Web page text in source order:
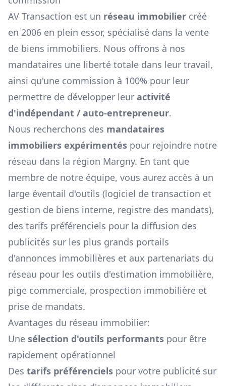
AV Transaction est un réseau immobilier créé
en 2006 en plein essor, spécialisé dans la vente
de biens immobiliers. Nous offrons à nos
mandataires une liberté totale dans leur travail,
ainsi qu'une commission à 100% pour leur
permettre de développer leur activité
d'indépendant / auto-entrepreneur.
Nous recherchons des mandataires
immobiliers expérimentés pour rejoindre notre
réseau dans la région Margny. En tant que
membre de notre équipe, vous aurez accès à un
large éventail d'outils (logiciel de transaction et
gestion de biens interne, registre des mandats),
des tarifs préférenciels pour la diffusion des
publicités sur les plus grands portails
d'annonces immobilières et aux partenariats du
réseau pour les outils d'estimation immobilière,
pige commerciale, prospection immobilière et
prise de mandats.
Avantages du réseau immobilier:
Une sélection d'outils performants pour être
rapidement opérationnel
Des tarifs préférenciels pour votre publicité sur